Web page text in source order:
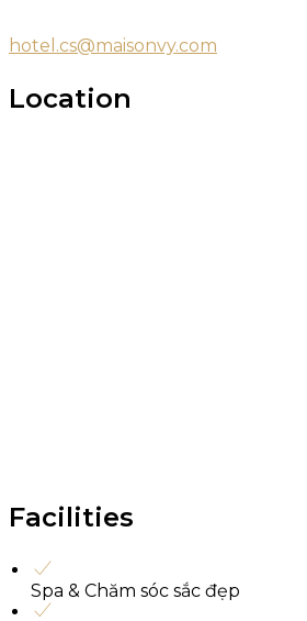
hotel.cs@maisonvy.com
Location
Facilities
Spa & Chăm sóc sắc đẹp